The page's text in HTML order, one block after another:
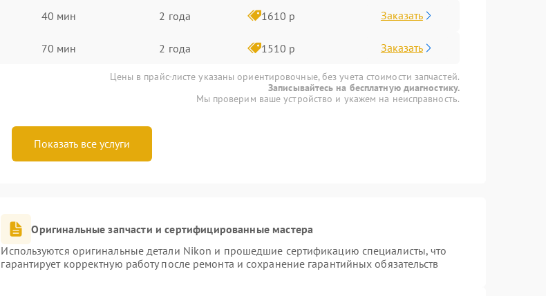
40 мин 2 года 1610 р Заказать
70 мин 2 года 1510 р Заказать
Цены в прайс-листе указаны ориентировочные, без учета стоимости запчастей.
Записывайтесь на бесплатную диагностику.
Мы проверим ваше устройство и укажем на неисправность.
Показать все услуги
Оригинальные запчасти и сертифицированные мастера
Используются оригинальные детали Nikon и прошедшие сертификацию специалисты, что
гарантирует корректную работу после ремонта и сохранение гарантийных обязательств